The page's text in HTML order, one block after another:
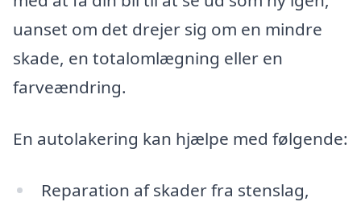
uanset om det drejer sig om en mindre
skade, en totalomlægning eller en
farveændring.
En autolakering kan hjælpe med følgende:
Reparation af skader fra stenslag,